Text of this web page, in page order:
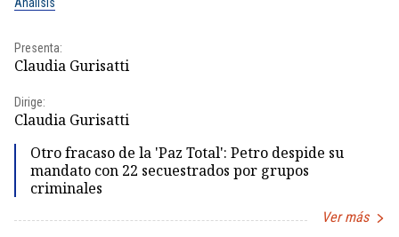
Presenta:
Claudia Gurisatti
Dirige:
Claudia Gurisatti
Otro fracaso de la 'Paz Total': Petro despide su
mandato con 22 secuestrados por grupos
criminales
Ver más